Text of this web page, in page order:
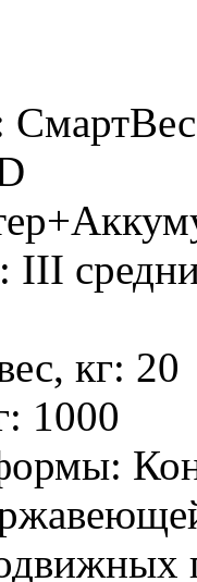
: III
кг: 20
: 1000
: